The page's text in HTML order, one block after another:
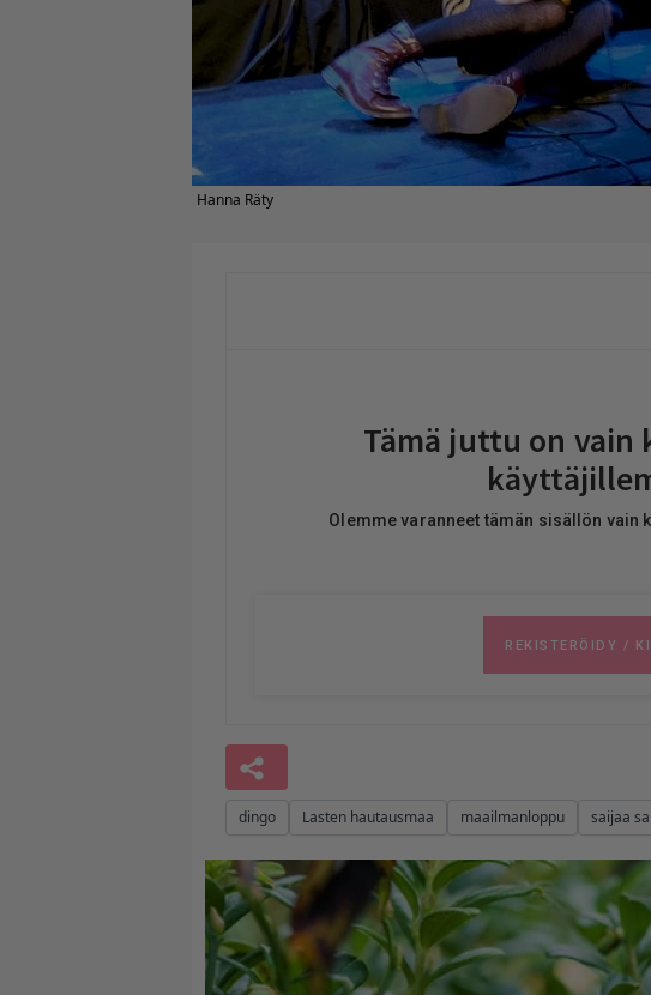
Hanna Räty
dingo Lasten hautausmaa maailmanloppu saijaa